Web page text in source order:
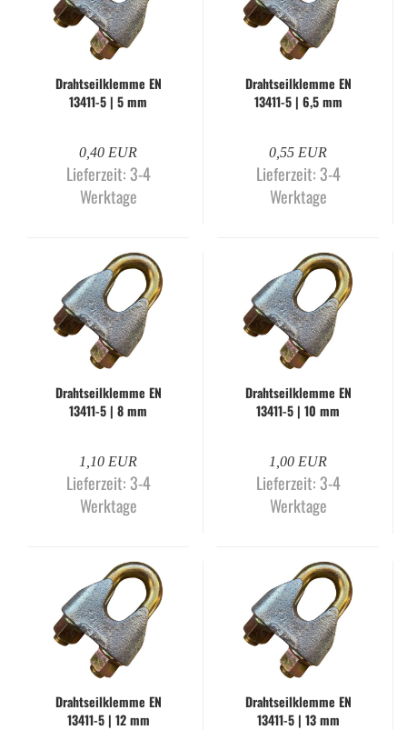
Draht­seil­klem­me EN
13411-​​5 | 5 mm
0,40 EUR
Lieferzeit:3-4
Werktage
Draht­seil­klem­me EN
13411-​​5 | 6,5 mm
0,55 EUR
Lieferzeit:3-4
Werktage
Draht­seil­klem­me EN
13411-​​5 | 8 mm
1,10 EUR
Lieferzeit:3-4
Werktage
Draht­seil­klem­me EN
13411-​​5 | 10 mm
1,00 EUR
Lieferzeit:3-4
Werktage
Draht­seil­klem­me EN
13411-​​5 | 12 mm
Draht­seil­klem­me EN
13411-​​5 | 13 mm